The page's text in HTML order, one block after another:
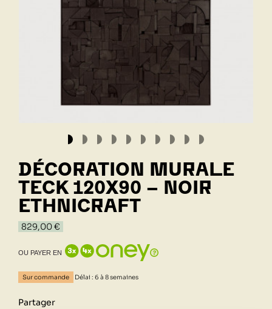
DÉCORATION MURALE
TECK 120X90 - NOIR
ETHNICRAFT
829,00 €
OU PAYER EN
Sur commande Délai : 6 à 8 semaines
Partager